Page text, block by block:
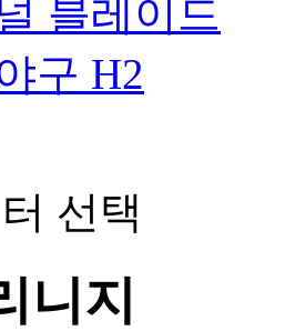
블레이드
구 H2
선택
니지